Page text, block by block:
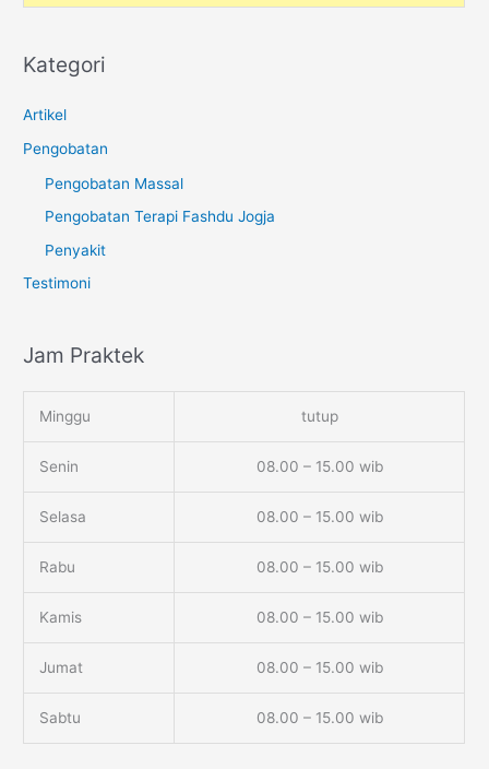
Kategori
Artikel
Pengobatan
Pengobatan Massal
Pengobatan Terapi Fashdu Jogja
Penyakit
Testimoni
Jam Praktek
Minggu tutup
Senin 08.00 – 15.00 wib
Selasa 08.00 – 15.00 wib
Rabu 08.00 – 15.00 wib
Kamis 08.00 – 15.00 wib
Jumat 08.00 – 15.00 wib
Sabtu 08.00 – 15.00 wib